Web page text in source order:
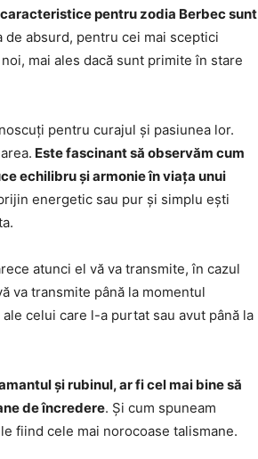
pentru zodia Berbec sunt
absurd, pentru cei mai sceptici
mai ales dacă sunt primite în stare
pentru curajul și pasiunea lor.
Este fascinant să observăm cum
echilibru și armonie în viața unui
energetic sau pur și simplu ești
atunci el vă va transmite, în cazul
va transmite până la momentul
celui care l-a purtat sau avut până la
și rubinul, ar fi cel mai bine să
de încredere. Și cum spuneam
fiind cele mai norocoase talismane.